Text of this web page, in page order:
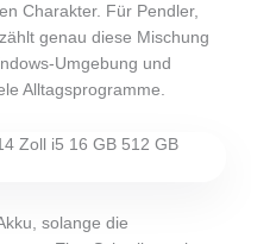
Charakter. Für Pendler,
genau diese Mischung
Umgebung und
Alltagsprogramme.
solange die